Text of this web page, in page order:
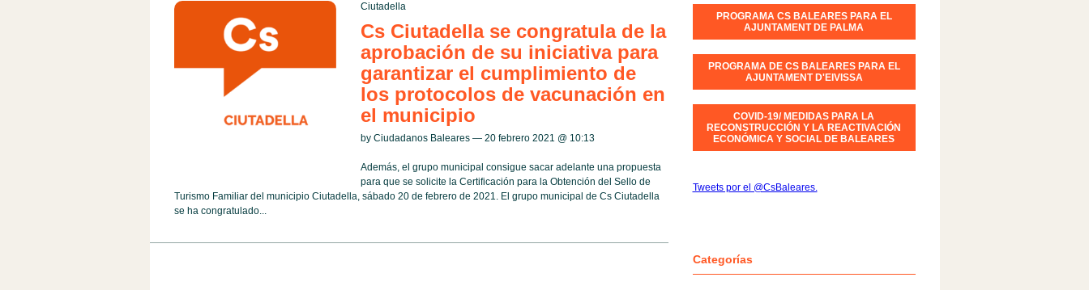
Ciutadella
Cs Ciutadella se congratula de la
aprobación de su iniciativa para
garantizar el cumplimiento de
los protocolos de vacunación en
el municipio
by Ciudadanos Baleares — 20 febrero 2021 @ 10:13
Además, el grupo municipal consigue sacar adelante una propuesta
para que se solicite la Certificación para la Obtención del Sello de
Turismo Familiar del municipio Ciutadella, sábado 20 de febrero de 2021. El grupo municipal de Cs Ciutadella
se ha congratulado...
PROGRAMA CS BALEARES PARA EL
AJUNTAMENT DE PALMA
PROGRAMA DE CS BALEARES PARA EL
AJUNTAMENT D'EIVISSA
COVID-19/ MEDIDAS PARA LA
RECONSTRUCCIÓN Y LA REACTIVACIÓN
ECONÓMICA Y SOCIAL DE BALEARES
Tweets por el @CsBaleares.
Categorías